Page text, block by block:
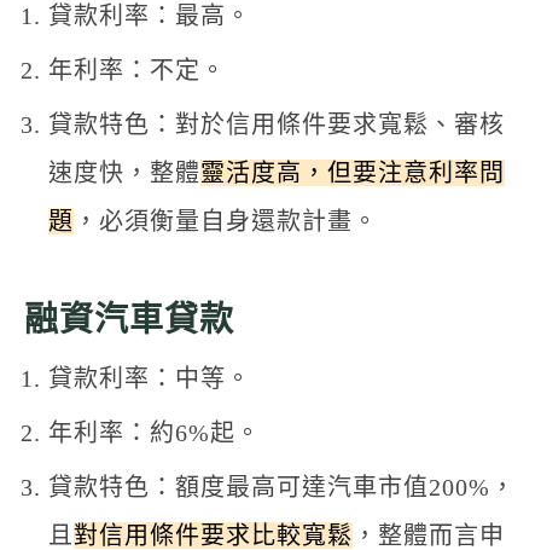
貸款利率：最高。
年利率：不定。
貸款特色：對於信用條件要求寬鬆、審核
速度快，整體靈活度高，但要注意利率問
題 ，必須衡量自身還款計畫。
融資汽車貸款
貸款利率：中等。
年利率：約6%起。
貸款特色：額度最高可達汽車市值200%，
且 對信用條件要求比較寬鬆 ，整體而言申